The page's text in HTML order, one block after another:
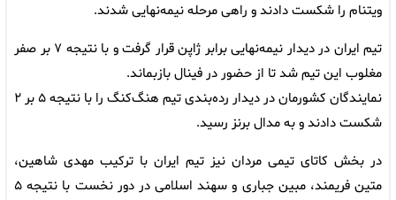
ویتنام را شکست دادند و راهی مرحله نیمه‌نهایی شدند.
تیم ایران در دیدار نیمه‌نهایی برابر ژاپن قرار گرفت و با نتیجه ۷ بر صفر
مغلوب این تیم شد تا از حضور در فینال بازبماند.
نمایندگان کشورمان در دیدار رده‌بندی تیم هنگ‌کنگ را با نتیجه ۵ بر ۲
شکست دادند و به مدال برنز رسید.
در بخش کاتای تیمی مردان نیز تیم ایران با ترکیب مهدی شاهین،
متین فریمند، مبین جباری و سهند اسلامی در دور نخست با نتیجه ۵